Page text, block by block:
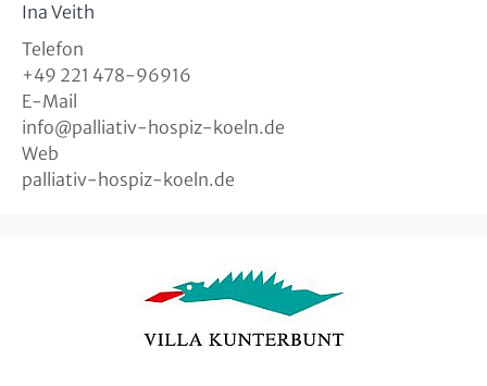
Ina Veith
Telefon
+49 221 478-96916
E-Mail
info@palliativ-hospiz-koeln.de
Web
palliativ-hospiz-koeln.de